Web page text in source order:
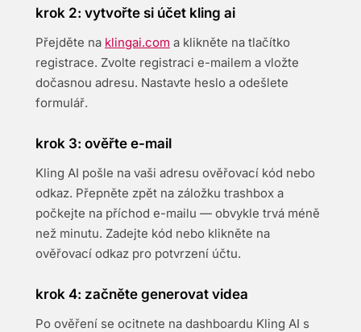
krok 2: vytvořte si účet kling ai
Přejděte na klingai.com a klikněte na tlačítko
registrace. Zvolte registraci e-mailem a vložte
dočasnou adresu. Nastavte heslo a odešlete
formulář.
krok 3: ověřte e-mail
Kling AI pošle na vaši adresu ověřovací kód nebo
odkaz. Přepněte zpět na záložku trashbox a
počkejte na příchod e-mailu — obvykle trvá méně
než minutu. Zadejte kód nebo klikněte na
ověřovací odkaz pro potvrzení účtu.
krok 4: začněte generovat videa
Po ověření se ocitnete na dashboardu Kling AI s